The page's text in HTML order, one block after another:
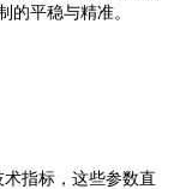
的平稳与精准。
指标，这些参数直